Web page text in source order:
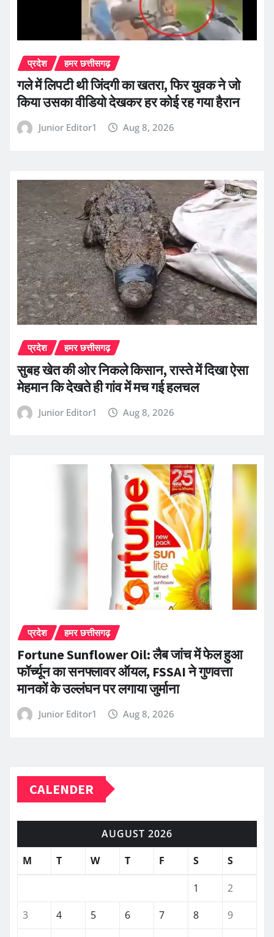
प्रदेश हमर छत्तीसगढ़
गले में लिपटी थी जिंदगी का खतरा, फिर युवक ने जो
किया उसका वीडियो देखकर हर कोई रह गया हैरान
Junior Editor1 Aug 8, 2026
प्रदेश हमर छत्तीसगढ़
सुबह खेत की ओर निकले किसान, रास्ते में दिखा ऐसा
मेहमान कि देखते ही गांव में मच गई हलचल
Junior Editor1 Aug 8, 2026
प्रदेश हमर छत्तीसगढ़
Fortune Sunflower Oil: लैब जांच में फेल हुआ
फॉर्च्यून का सनफ्लावर ऑयल, FSSAI ने गुणवत्ता
मानकों के उल्लंघन पर लगाया जुर्माना
Junior Editor1 Aug 8, 2026
CALENDER
AUGUST 2026
M
T W T F S S
1
2
3
4 5 6 7 8
9